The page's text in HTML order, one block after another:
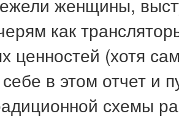
как
ценностей (хотя
в этом отчет и
схемы